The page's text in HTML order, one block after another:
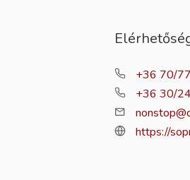
+36 70/
+36 30/
https://